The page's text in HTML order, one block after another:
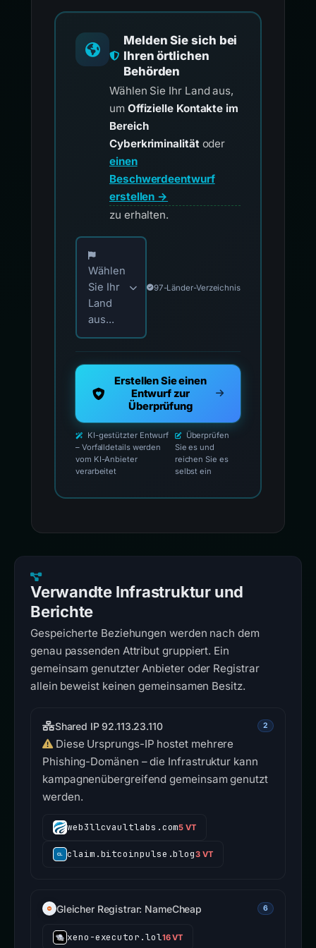
Melden Sie sich bei
Ihren örtlichen
Behörden
Wählen Sie Ihr Land aus,
um Offizielle Kontakte im
Bereich
Cyberkriminalitätoder
einen
Beschwerdeentwurf
erstellen →
zu erhalten.
Wählen Sie Ihr Land für offizielle
Wählen
Sie Ihr
Land
aus...
97-Länder-Verzeichnis
Erstellen Sie einen
Entwurf zur
Überprüfung
KI-gestützter Entwurf
– Vorfalldetails werden
vom KI-Anbieter
verarbeitet
Überprüfen
Sie es und
reichen Sie es
selbst ein
Verwandte Infrastruktur und
Berichte
Gespeicherte Beziehungen werden nach dem
genau passenden Attribut gruppiert. Ein
gemeinsam genutzter Anbieter oder Registrar
allein beweist keinen gemeinsamen Besitz.
Shared IP 92.113.23.110 2
Diese Ursprungs-IP hostet mehrere
Phishing-Domänen – die Infrastruktur kann
kampagnenübergreifend gemeinsam genutzt
werden.
web3llcvaultlabs.com5 VT
claim.bitcoinpulse.blog3 VT
Gleicher Registrar: NameCheap 6
xeno-executor.lol16 VT